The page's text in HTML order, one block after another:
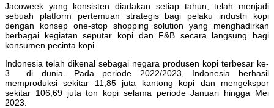
Jacoweek yang konsisten diadakan setiap tahun, telah menjadi
sebuah platform pertemuan strategis bagi pelaku industri kopi
dengan konsep one-stop shopping solution yang menghadirkan
berbagai kegiatan seputar kopi dan F&B secara langsung bagi
konsumen pecinta kopi.
Indonesia telah dikenal sebagai negara produsen kopi terbesar ke-
3 di dunia. Pada periode 2022/2023, Indonesia berhasil
memproduksi sekitar 11,85 juta kantong kopi dan mengekspor
sekitar 106,69 juta ton kopi selama periode Januari hingga Mei
2023.